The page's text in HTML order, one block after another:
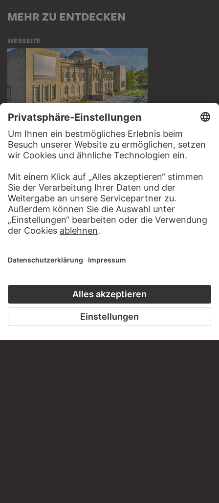
MEHR ZU ENTDECKEN
WEBSEITE
BESUCHEN SIE DAS
STÄDEL MUSEUM
ZUR WEBSEITE
KONTAKT
Haben Sie Anregungen, Fragen oder Informationen zu
SCHREIBEN SIE UNS